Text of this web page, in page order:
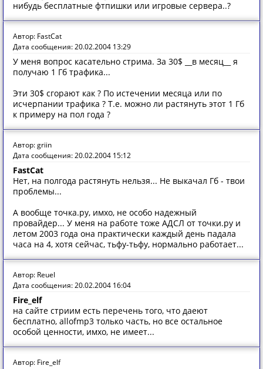
нибудь бесплатные фтпишки или игровые сервера..?
Автор: FastCat
Дата сообщения: 20.02.2004 13:29
У меня вопрос касательно стрима. За 30$ __в месяц__ я
получаю 1 Гб трафика...
Эти 30$ сгорают как ? По истечении месяца или по
исчерпании трафика ? Т.е. можно ли растянуть этот 1 Гб
к примеру на пол года ?
Автор: griin
Дата сообщения: 20.02.2004 15:12
FastCat
Нет, на полгода растянуть нельзя... Не выкачал Гб - твои
проблемы...
А вообще точка.ру, имхо, не особо надежный
провайдер... У меня на работе тоже АДСЛ от точки.ру и
летом 2003 года она практически каждый день падала
часа на 4, хотя сейчас, тьфу-тьфу, нормально работает...
Автор: Reuel
Дата сообщения: 20.02.2004 16:04
Fire_elf
на сайте стриим есть перечень того, что даеют
бесплатно, allofmp3 только часть, но все остальное
особой ценности, имхо, не имеет...
Автор: Fire_elf